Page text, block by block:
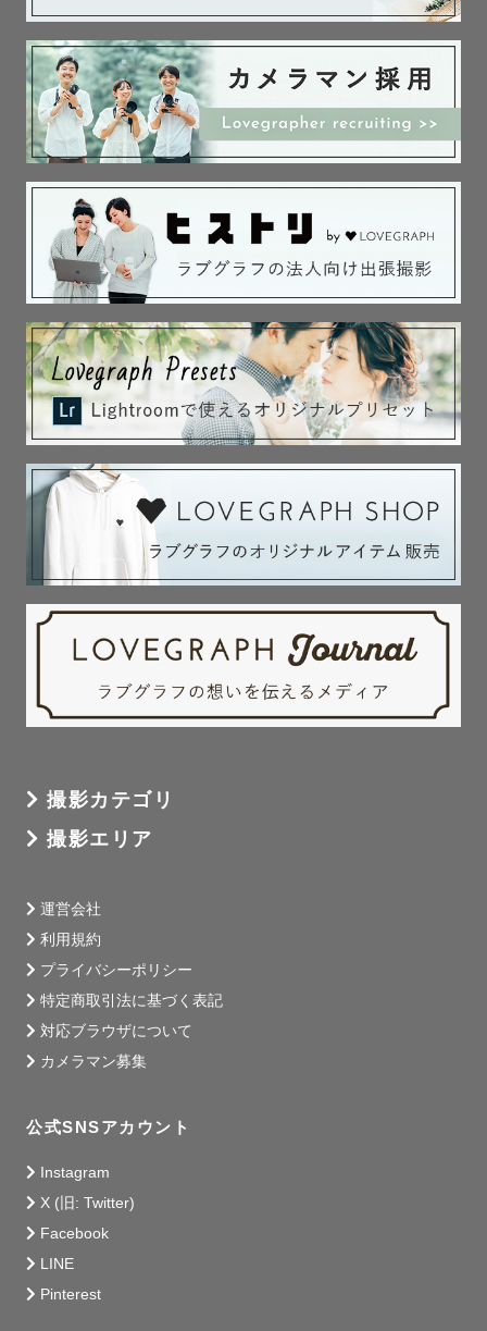
撮影カテゴリ
撮影エリア
運営会社
利用規約
プライバシーポリシー
特定商取引法に基づく表記
対応ブラウザについて
カメラマン募集
公式SNSアカウント
Instagram
X (旧: Twitter)
Facebook
LINE
Pinterest